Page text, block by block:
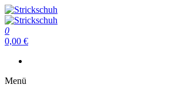
Zum
Inhalt
springen
Strickschuh
Strickschuh
0
0,00 €
Menü